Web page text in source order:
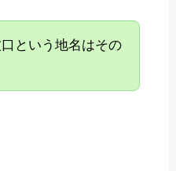
という地名はその